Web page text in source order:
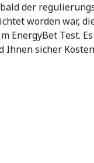
der
worden war,
EnergyBet Test.
sicher